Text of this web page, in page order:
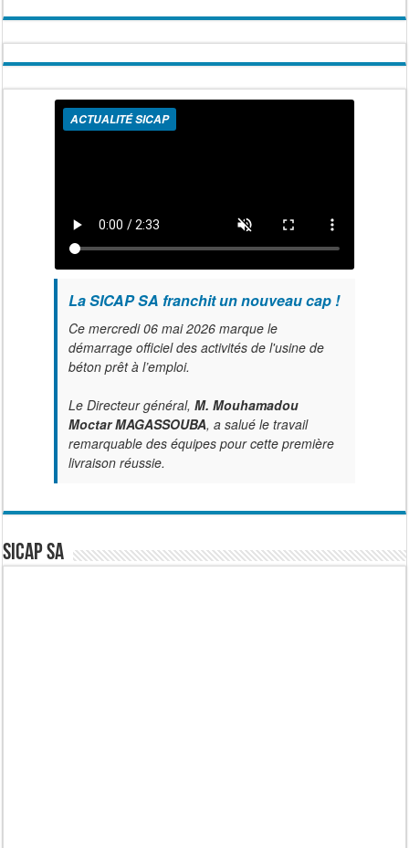
ACTUALITÉ SICAP
La SICAP SA franchit un nouveau cap !
Ce mercredi 06 mai 2026 marque le
démarrage officiel des activités de l'usine de
béton prêt à l’emploi.
Le Directeur général, M. Mouhamadou
Moctar MAGASSOUBA, a salué le travail
remarquable des équipes pour cette première
livraison réussie.
SICAP SA